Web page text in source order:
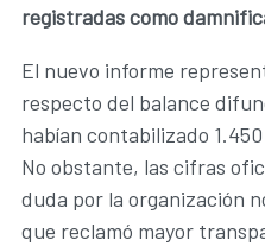
registradas como
El nuevo informe
respecto del balance
habían contabilizado
No obstante, las cifras
duda por la organización
que reclamó mayor